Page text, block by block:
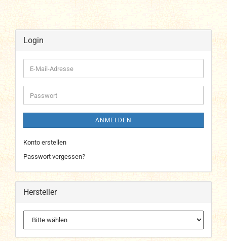
Login
E-
Mail-
Adresse
Passwort
ANMELDEN
Konto erstellen
Passwort vergessen?
Hersteller